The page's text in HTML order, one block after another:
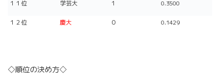
１１位 学芸大 １ 0.3500
１２位 慶大 ０ 0.1429
◇順位の決め方◇